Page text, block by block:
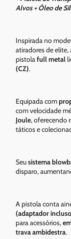
Alvos + Óleo de
Inspirada no
atiradores de elite,
pistolafull metal
(CZ).
Equipada com
com velocidade
Joule, oferecendo
táticos e
Seusistema
disparo,
A pistola conta
(adaptador
para acessórios,
trava ambidestra.